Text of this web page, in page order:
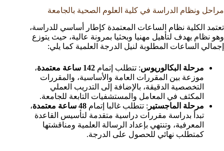
مراحل ونظام الدراسة في كلية العلوم الصحية بالجامعة
تعتمد الكلية نظام الساعات المعتمدة كإطار أساسي للدراسة،
وهو نظام يهدف لتأهيل مهنيا وبحثيا بمرونة عالية، حيث يتوزع
إجمالي الساعات المطلوبة لنيل الدرجة العلمية كما يلي:
مرحلة البكالوريوس: تتطلب إتمام 142 ساعة معتمدة
،
موزعة بين المقررات العامة والأساسية، والمقررات
التخصصية الدقيقة، بالإضافة إلى التدريب العملي
المكثف في المعامل والمستشفيات التابعة للجامعة.
مرحلة الماجستير : تتطلب غالبا إتمام 48 ساعة معتمدة
،
تبدأ بدراسة مقررات دراسية متقدمة لتأسيس القاعدة
المعرفية، وتنتهي بإعداد الرسالة العلمية ومناقشتها
كمتطلب نهائي للحصول على الدرجة.